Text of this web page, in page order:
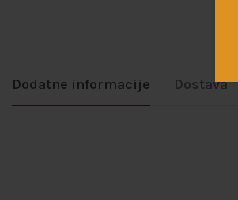
Dodatne informacije Dostava